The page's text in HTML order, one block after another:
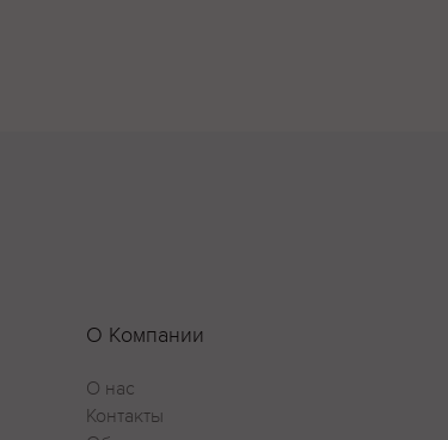
О Компании
О нас
Контакты